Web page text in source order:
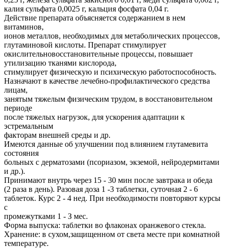
калия сульфата 0,0025 г, кальция фосфата 0,04 г.
Действие препарата объясняется содержанием в нем
витаминов,
ионов металлов, необходимых для метаболических процессов,
глутаминовой кислоты. Препарат стимулирует
окислительновосстановительные процессы, повышает
утилизацию тканями кислорода,
стимулирует физическую и психическую работоспособность.
Назначают в качестве лечебно-профилактического средства
лицам,
занятым тяжелым физическим трудом, в восстановительном
периоде
после тяжелых нагрузок, для ускорения адаптации к
эстремальным
факторам внешней среды и др.
Имеются данные об улучшении под влиянием глутамевита
состояния
больных с дерматозами (псориазом, экземой, нейродермитами
и др.).
Принимают внутрь через 15 - 30 мин после завтрака и обеда
(2 раза в день). Разовая доза 1 -3 таблетки, суточная 2 - 6
таблеток. Курс 2 - 4 нед. При необходимости повторяют курсы
с
промежутками 1 - З мес.
Форма выпуска: таблетки во флаконах оранжевого стекла.
Хранение: в сухом,защищенном от света месте при комнатной
температуре.